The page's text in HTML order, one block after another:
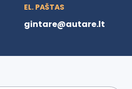
EL. PAŠTAS
gintare@autare.lt